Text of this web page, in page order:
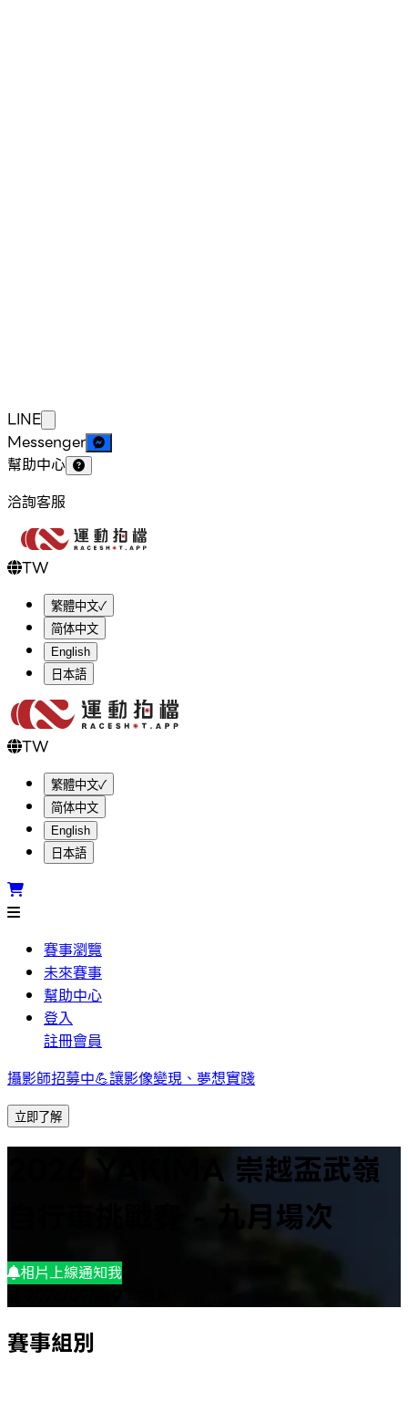
LINE
Messenger
幫助中心
洽詢客服
TW
繁體中文✓
简体中文
English
日本語
TW
繁體中文✓
简体中文
English
日本語
賽事瀏覽
未來賽事
幫助中心
登入
註冊會員
攝影師招募中💪讓影像變現、夢想實踐
立即了解
2026 YAKIMA 崇越盃武嶺
自行車挑戰賽 - 九月場次
相片上線通知我
賽事組別